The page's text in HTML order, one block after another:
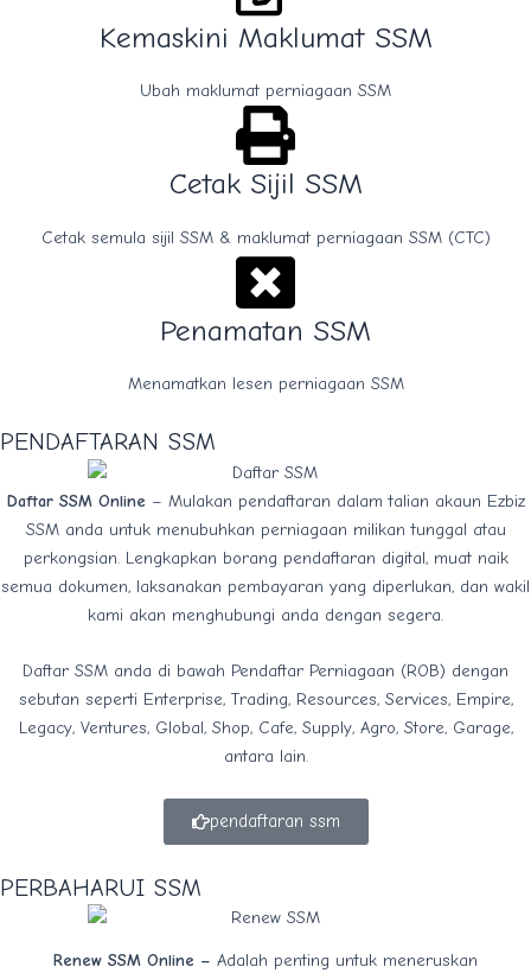
Kemaskini Maklumat SSM
Ubah maklumat perniagaan SSM
Cetak Sijil SSM
Cetak semula sijil SSM & maklumat perniagaan SSM (CTC)
Penamatan SSM
Menamatkan lesen perniagaan SSM
PENDAFTARAN SSM
Daftar SSM Online – Mulakan pendaftaran dalam talian akaun Ezbiz
SSM anda untuk menubuhkan perniagaan milikan tunggal atau
perkongsian. Lengkapkan borang pendaftaran digital, muat naik
semua dokumen, laksanakan pembayaran yang diperlukan, dan wakil
kami akan menghubungi anda dengan segera.
Daftar SSM anda di bawah Pendaftar Perniagaan (ROB) dengan
sebutan seperti Enterprise, Trading, Resources, Services, Empire,
Legacy, Ventures, Global, Shop, Cafe, Supply, Agro, Store, Garage,
antara lain.
pendaftaran ssm
PERBAHARUI SSM
Renew SSM Online – Adalah penting untuk meneruskan